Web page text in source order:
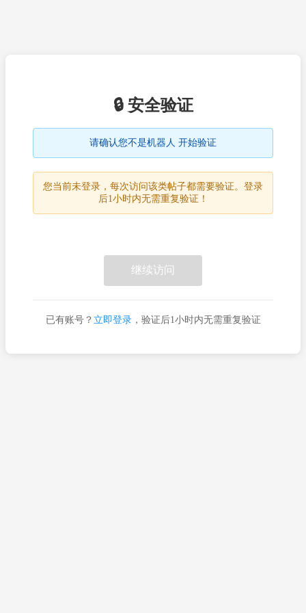
🔒 安全验证
请确认您不是机器人 开始验证
您当前未登录，每次访问该类帖子都需要验证。登录
后1小时内无需重复验证！
继续访问
已有账号？ 立即登录，验证后1小时内无需重复验证